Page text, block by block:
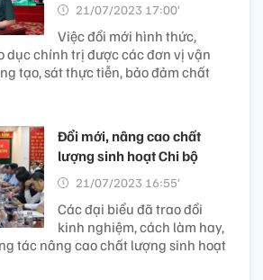
21/07/2023 17:00’
Việc đổi mới hình thức,
dục chính trị được các đơn vị vận
tạo, sát thực tiễn, bảo đảm chất
Đổi mới, nâng cao chất
lượng sinh hoạt Chi bộ
21/07/2023 16:55’
Các đại biểu đã trao đổi
kinh nghiệm, cách làm hay,
tác nâng cao chất lượng sinh hoạt